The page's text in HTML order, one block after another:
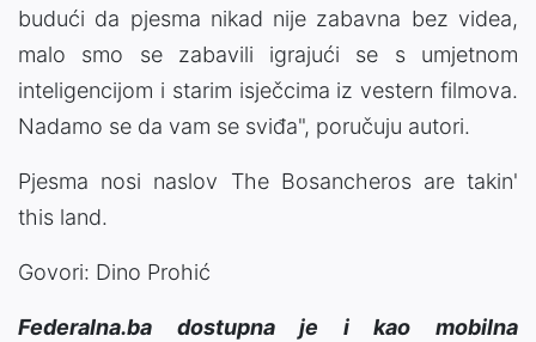
budući da pjesma nikad nije zabavna bez videa,
malo smo se zabavili igrajući se s umjetnom
inteligencijom i starim isječcima iz vestern filmova.
Nadamo se da vam se sviđa", poručuju autori.
Pjesma nosi naslov The Bosancheros are takin'
this land.
Govori: Dino Prohić
Federalna.ba dostupna je i kao mobilna